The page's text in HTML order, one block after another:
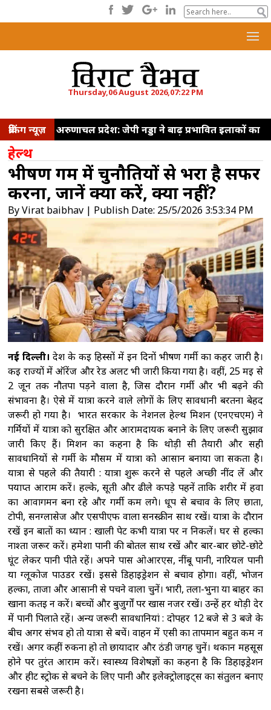
Thursday,06 August 2026,07:22 PM
ब्रेकिंग न्यूज़
अरुणाचल प्रदेश: जेपी नड्डा ने बाढ़ प्रभावित इलाकों का
वेव्स बाजार 2026, रचनात्मक क्षेत्र में सहयोग और निवेश
बढ़ाने पर जोर
कोलकाता : इलियट पार्क से हटाए गए
'व्यू-ब्लॉकर', सीएम अधिकारी ने पूर्व सरकार पर कसा
तंज
कोर कमेटी को लेकर सीजेपी में बवाल,
अभिजीत दिपके के घर के बाहर दो युवाओं ने दिया
धरना
राज्यसभा में गृह मंत्री की मौजूदगी की मांग,
सभापति ने रिजिजू से कहा-विपक्ष की भावना सरकार
तक पहुंचाएं
वास्तविक मुद्दों से युवाओं का ध्यान
हटाना चाह रही केंद्र और यूपी सरकार: डिंपल
यादव
राहुल गांधी के प्रयागराज कार्यक्रम की अनुमति
आरोप
झांसी में सड़क हादसे में अतीक अहमद के बेटे
अबान की मौत
हेल्थ
भीषण गर्मी में चुनौतियों से भरा है सफर
करना, जानें क्या करें, क्या नहीं?
By Virat baibhav | Publish Date: 25/5/2026 3:53:34 PM
नई दिल्ली।देश के कई हिस्सों में इन दिनों भीषण गर्मी का कहर जारी है।
कई राज्यों में ऑरेंज और रेड अलर्ट भी जारी किया गया है। वहीं, 25 मई से
2 जून तक नौतपा पड़ने वाला है, जिस दौरान गर्मी और भी बढ़ने की
संभावना है। ऐसे में यात्रा करने वाले लोगों के लिए सावधानी बरतना बेहद
जरूरी हो गया है। भारत सरकार के नेशनल हेल्थ मिशन (एनएचएम) ने
गर्मियों में यात्रा को सुरक्षित और आरामदायक बनाने के लिए जरूरी सुझाव
जारी किए हैं। मिशन का कहना है कि थोड़ी सी तैयारी और सही
सावधानियों से गर्मी के मौसम में यात्रा को आसान बनाया जा सकता है।
यात्रा से पहले की तैयारी : यात्रा शुरू करने से पहले अच्छी नींद लें और
पर्याप्त आराम करें। हल्के, सूती और ढीले कपड़े पहनें ताकि शरीर में हवा
का आवागमन बना रहे और गर्मी कम लगे। धूप से बचाव के लिए छाता,
टोपी, सनग्लासेज और एसपीएफ वाला सनस्क्रीन साथ रखें। यात्रा के दौरान
रखें इन बातों का ध्यान : खाली पेट कभी यात्रा पर न निकलें। घर से हल्का
नाश्ता जरूर करें। हमेशा पानी की बोतल साथ रखें और बार-बार छोटे-छोटे
घूंट लेकर पानी पीते रहें। अपने पास ओआरएस, नींबू पानी, नारियल पानी
या ग्लूकोज पाउडर रखें। इससे डिहाइड्रेशन से बचाव होगा। वहीं, भोजन
हल्का, ताजा और आसानी से पचने वाला चुनें। भारी, तला-भुना या बाहर का
खाना कतई न करें। बच्चों और बुजुर्गों पर खास नजर रखें। उन्हें हर थोड़ी देर
में पानी पिलाते रहें। अन्य जरूरी सावधानियां : दोपहर 12 बजे से 3 बजे के
बीच अगर संभव हो तो यात्रा से बचें। वाहन में एसी का तापमान बहुत कम न
रखें। अगर कहीं रुकना हो तो छायादार और ठंडी जगह चुनें। थकान महसूस
होने पर तुरंत आराम करें। स्वास्थ्य विशेषज्ञों का कहना है कि डिहाइड्रेशन
और हीट स्ट्रोक से बचने के लिए पानी और इलेक्ट्रोलाइट्स का संतुलन बनाए
रखना सबसे जरूरी है।